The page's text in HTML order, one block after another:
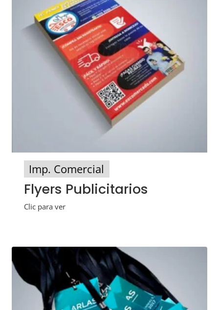
Imp. Comercial
Flyers Publicitarios
Clic para ver